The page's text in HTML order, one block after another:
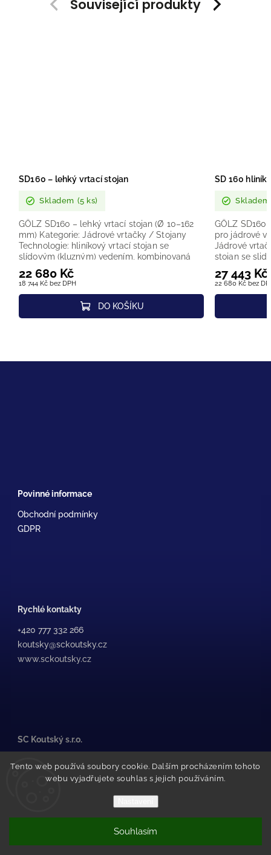
Tento web používá soubory cookie. Dalším procházením tohoto
webu vyjadřujete souhlas s jejich používáním.
Souhlasím
Související produkty
Previous
SD160 – lehký vrtací stojan
Skladem (5 ks)
18 744 Kč bez DPH
22 680 Kč
DO KOŠÍKU
GÖLZ SD160 – lehký vrtací stojan (Ø 10–162
mm) Kategorie: Jádrové vrtačky / Stojany
Technologie: hliníkový vrtací stojan se
slídovým (kluzným) vedením, kombinovaná
základna...
SD 160
Skladem
22 680 Kč bez
27 443 Kč
GÖLZ
pro jádrové
Jádrové
stojan se
Next
Povinné informace
Obchodní podmínky
GDPR
Rychlé kontakty
+420 777 332 266
koutsky@sckoutsky.cz
www.sckoutsky.cz
SC Koutský s.r.o.
500 02 Hradec Králové
Pražské Předměstí